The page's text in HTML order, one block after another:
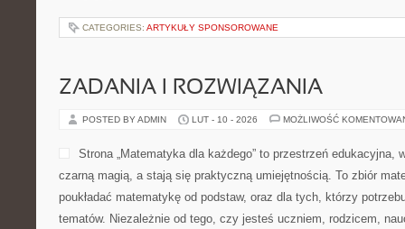
CATEGORIES: ARTYKUŁY SPONSOROWANE
ZADANIA I ROZWIĄZANIA
POSTED BY ADMIN LUT - 10 - 2026 MOŻLIWOŚĆ
Strona „Matematyka dla każdego” to przestrzeń edukacyjna,
czarną magią, a stają się praktyczną umiejętnością. To zbiór
poukładać matematykę od podstaw, oraz dla tych, którzy
tematów. Niezależnie od tego, czy jesteś uczniem, rodzicem,